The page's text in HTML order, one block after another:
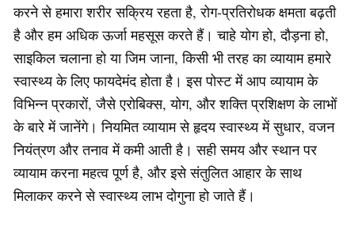
करने से हमारा शरीर सक्रिय रहता है, रोग-प्रतिरोधक क्षमता बढ़ती
है और हम अधिक ऊर्जा महसूस करते हैं। चाहे योग हो, दौड़ना हो,
साइकिल चलाना हो या जिम जाना, किसी भी तरह का व्यायाम हमारे
स्वास्थ्य के लिए फायदेमंद होता है। इस पोस्ट में आप व्यायाम के
विभिन्न प्रकारों, जैसे एरोबिक्स, योग, और शक्ति प्रशिक्षण के लाभों
के बारे में जानेंगे। नियमित व्यायाम से हृदय स्वास्थ्य में सुधार, वजन
नियंत्रण और तनाव में कमी आती है। सही समय और स्थान पर
व्यायाम करना महत्व पूर्ण है, और इसे संतुलित आहार के साथ
मिलाकर करने से स्वास्थ्य लाभ दोगुना हो जाते हैं।